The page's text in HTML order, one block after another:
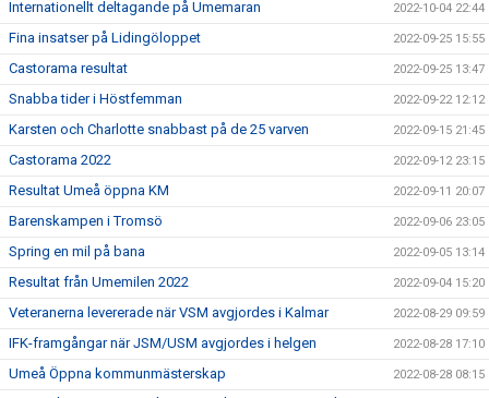
Internationellt deltagande på Umemaran 2022-10-04 22:44
Fina insatser på Lidingöloppet 2022-09-25 15:55
Castorama resultat 2022-09-25 13:47
Snabba tider i Höstfemman 2022-09-22 12:12
Karsten och Charlotte snabbast på de 25 varven 2022-09-15 21:45
Castorama 2022 2022-09-12 23:15
Resultat Umeå öppna KM 2022-09-11 20:07
Barenskampen i Tromsö 2022-09-06 23:05
Spring en mil på bana 2022-09-05 13:14
Resultat från Umemilen 2022 2022-09-04 15:20
Veteranerna levererade när VSM avgjordes i Kalmar 2022-08-29 09:59
IFK-framgångar när JSM/USM avgjordes i helgen 2022-08-28 17:10
Umeå Öppna kommunmästerskap 2022-08-28 08:15